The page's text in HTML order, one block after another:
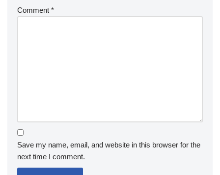
Comment *
Save my name, email, and website in this browser for the
next time I comment.